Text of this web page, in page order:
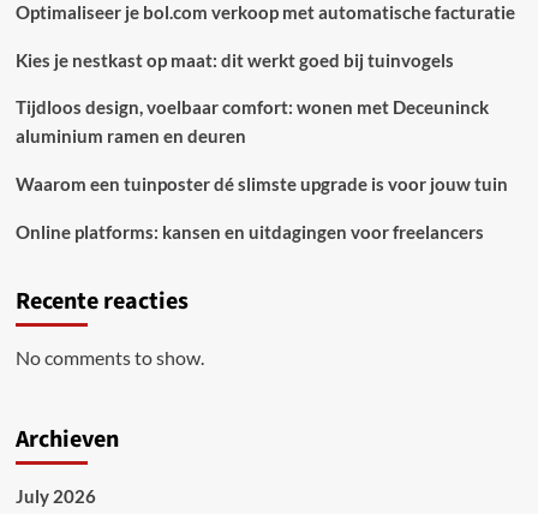
Optimaliseer je bol.com verkoop met automatische facturatie
Kies je nestkast op maat: dit werkt goed bij tuinvogels
Tijdloos design, voelbaar comfort: wonen met Deceuninck
aluminium ramen en deuren
Waarom een tuinposter dé slimste upgrade is voor jouw tuin
Online platforms: kansen en uitdagingen voor freelancers
Recente reacties
No comments to show.
Archieven
July 2026